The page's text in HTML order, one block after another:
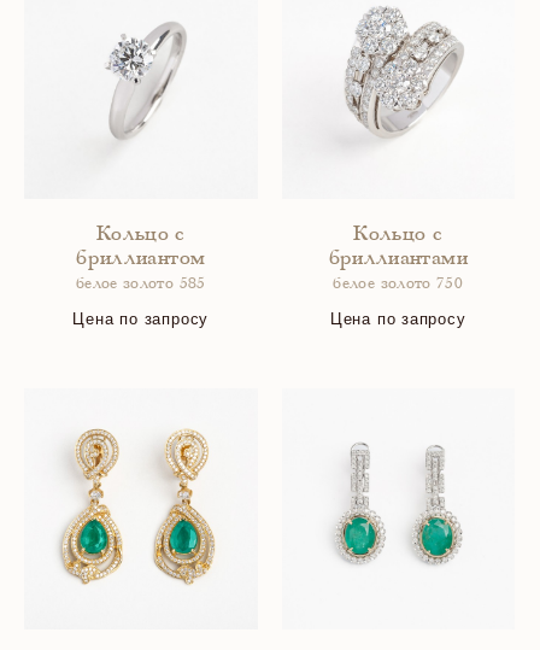
Кольцо с
бриллиантом
белое золото 585
Цена по запросу
Кольцо с
бриллиантами
белое золото 750
Цена по запросу